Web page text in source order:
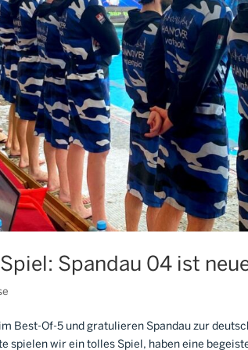
Spandau 04 ist
Best-Of-5 und gratulieren Spandau zur
spielen wir ein tolles Spiel, haben eine